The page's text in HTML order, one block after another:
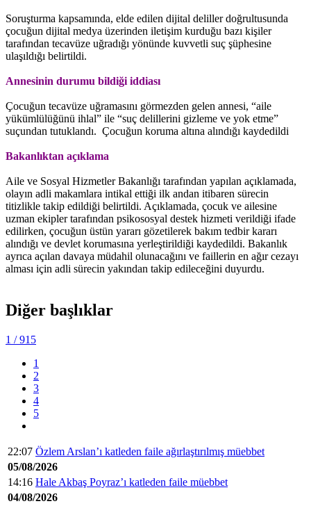
Soruşturma kapsamında, elde edilen dijital deliller doğrultusunda
çocuğun dijital medya üzerinden iletişim kurduğu bazı kişiler
tarafından tecavüze uğradığı yönünde kuvvetli suç şüphesine
ulaşıldığı belirtildi.
Annesinin durumu bildiği iddiası
Çocuğun tecavüze uğramasını görmezden gelen annesi, “aile
yükümlülüğünü ihlal” ile “suç delillerini gizleme ve yok etme”
suçundan tutuklandı. Çocuğun koruma altına alındığı kaydedildi
Bakanlıktan açıklama
Aile ve Sosyal Hizmetler Bakanlığı tarafından yapılan açıklamada,
olayın adli makamlara intikal ettiği ilk andan itibaren sürecin
titizlikle takip edildiği belirtildi. Açıklamada, çocuk ve ailesine
uzman ekipler tarafından psikososyal destek hizmeti verildiği ifade
edilirken, çocuğun üstün yararı gözetilerek bakım tedbir kararı
alındığı ve devlet korumasına yerleştirildiği kaydedildi. Bakanlık
ayrıca açılan davaya müdahil olunacağını ve faillerin en ağır cezayı
alması için adli sürecin yakından takip edileceğini duyurdu.
Diğer başlıklar
1 / 915
1
2
3
4
5
22:07 Özlem Arslan’ı katleden faile ağırlaştırılmış müebbet
05/08/2026
14:16 Hale Akbaş Poyraz’ı katleden faile müebbet
04/08/2026